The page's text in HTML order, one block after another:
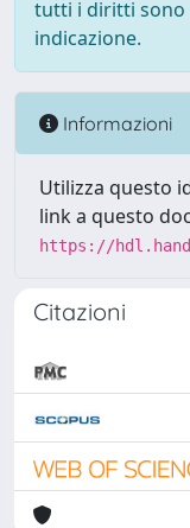
tutti i diritti sono
indicazione.
Informazioni
Utilizza questo
link a questo
https://
Citazioni